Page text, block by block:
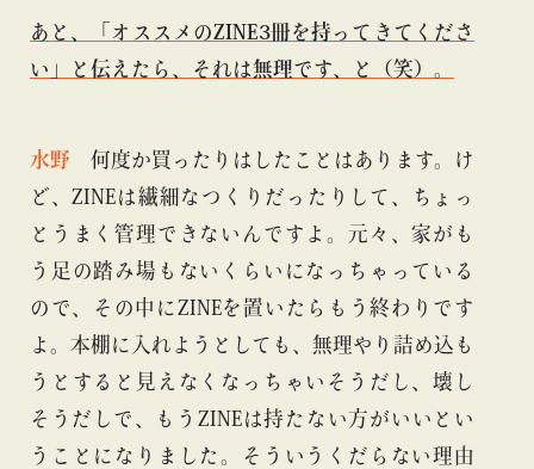
あと、「オススメのZINE3冊を持ってきてくださ
い」と伝えたら、それは無理です、と（笑）。
水野 何度か買ったりはしたことはあります。け
ど、ZINEは繊細なつくりだったりして、ちょっ
とうまく管理できないんですよ。元々、家がも
う足の踏み場もないくらいになっちゃっている
ので、その中にZINEを置いたらもう終わりです
よ。本棚に入れようとしても、無理やり詰め込も
うとすると見えなくなっちゃいそうだし、壊し
そうだしで、もうZINEは持たない方がいいとい
うことになりました。そういうくだらない理由